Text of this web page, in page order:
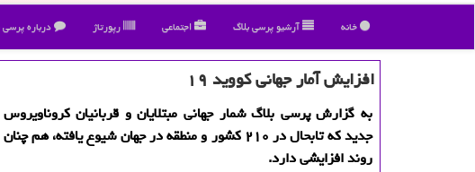
خانه آرشیو پرسی بلاگ اجتماعی رپورتاژ درباره پرسی
افزایش آمار جهانی كووید ۱۹
به گزارش پرسی بلاگ شمار جهانی مبتلایان و قربانیان كروناویروس
جدید كه تابحال در ۲۱۰ كشور و منطقه در جهان شیوع یافته، هم چنان
روند افزایشی دارد.